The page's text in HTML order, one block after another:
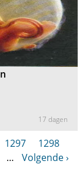
17 dagen
1297
1298
…
Volgende ›